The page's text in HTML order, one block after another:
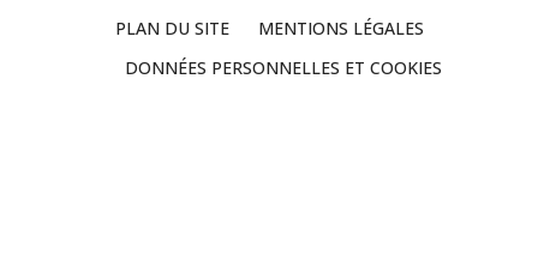
PLAN DU SITE
MENTIONS LÉGALES
DONNÉES PERSONNELLES ET COOKIES